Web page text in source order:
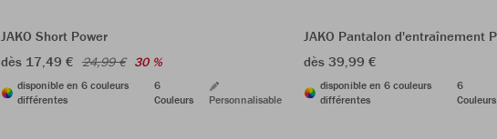
JAKO Short Power
dès 17,49 € 24,99 € 30 %
disponible en 6 couleurs
différentes
6
Couleurs
Personnalisable
JAKO Pantalon d'entraînement
dès 39,99 €
disponible en 6 couleurs
différentes
6
Couleurs